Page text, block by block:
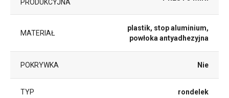
PRODUKCYJNA
MATERIAŁ
plastik, stop aluminium,
powłoka antyadhezyjna
POKRYWKA Nie
TYP rondelek